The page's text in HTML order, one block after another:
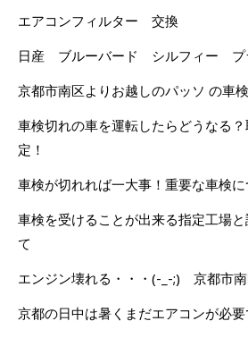
エアコンフィルター 交換
日産 ブルーバード シルフィー プ
京都市南区よりお越しのパッソ の車
車検切れの車を運転したらどうなる
定！
車検が切れれば一大事！重要な車検
車検を受けることが出来る指定工場
て
エンジン壊れる・・・(-_-;) 京都市南
京都の日中は暑くまだエアコンが必要